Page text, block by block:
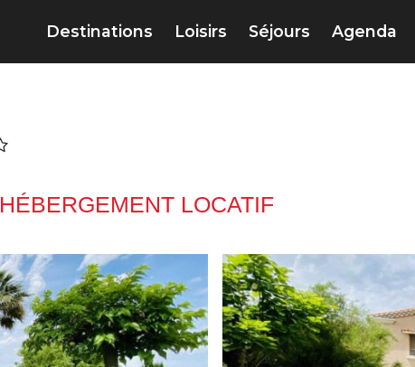
Destinations Loisirs Séjours Agenda
HÉBERGEMENT LOCATIF